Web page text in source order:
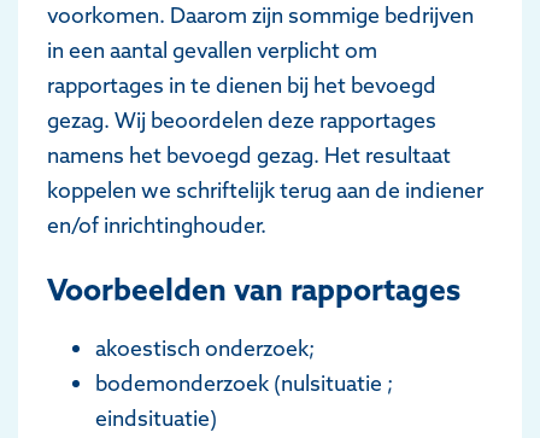
voorkomen. Daarom zijn sommige bedrijven
in een aantal gevallen verplicht om
rapportages in te dienen bij het bevoegd
gezag. Wij beoordelen deze rapportages
namens het bevoegd gezag. Het resultaat
koppelen we schriftelijk terug aan de indiener
en/of inrichtinghouder.
Voorbeelden van rapportages
akoestisch onderzoek;
bodemonderzoek (nulsituatie ;
eindsituatie)